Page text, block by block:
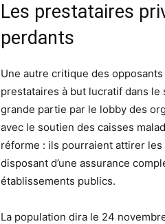
Les prestataires
perdants
Une autre critique des
prestataires à but lucratif dans le
grande partie par le lobby des
avec le soutien des caisses
réforme : ils pourraient attirer
disposant d’une assurance
établissements publics.
La population dira le 24